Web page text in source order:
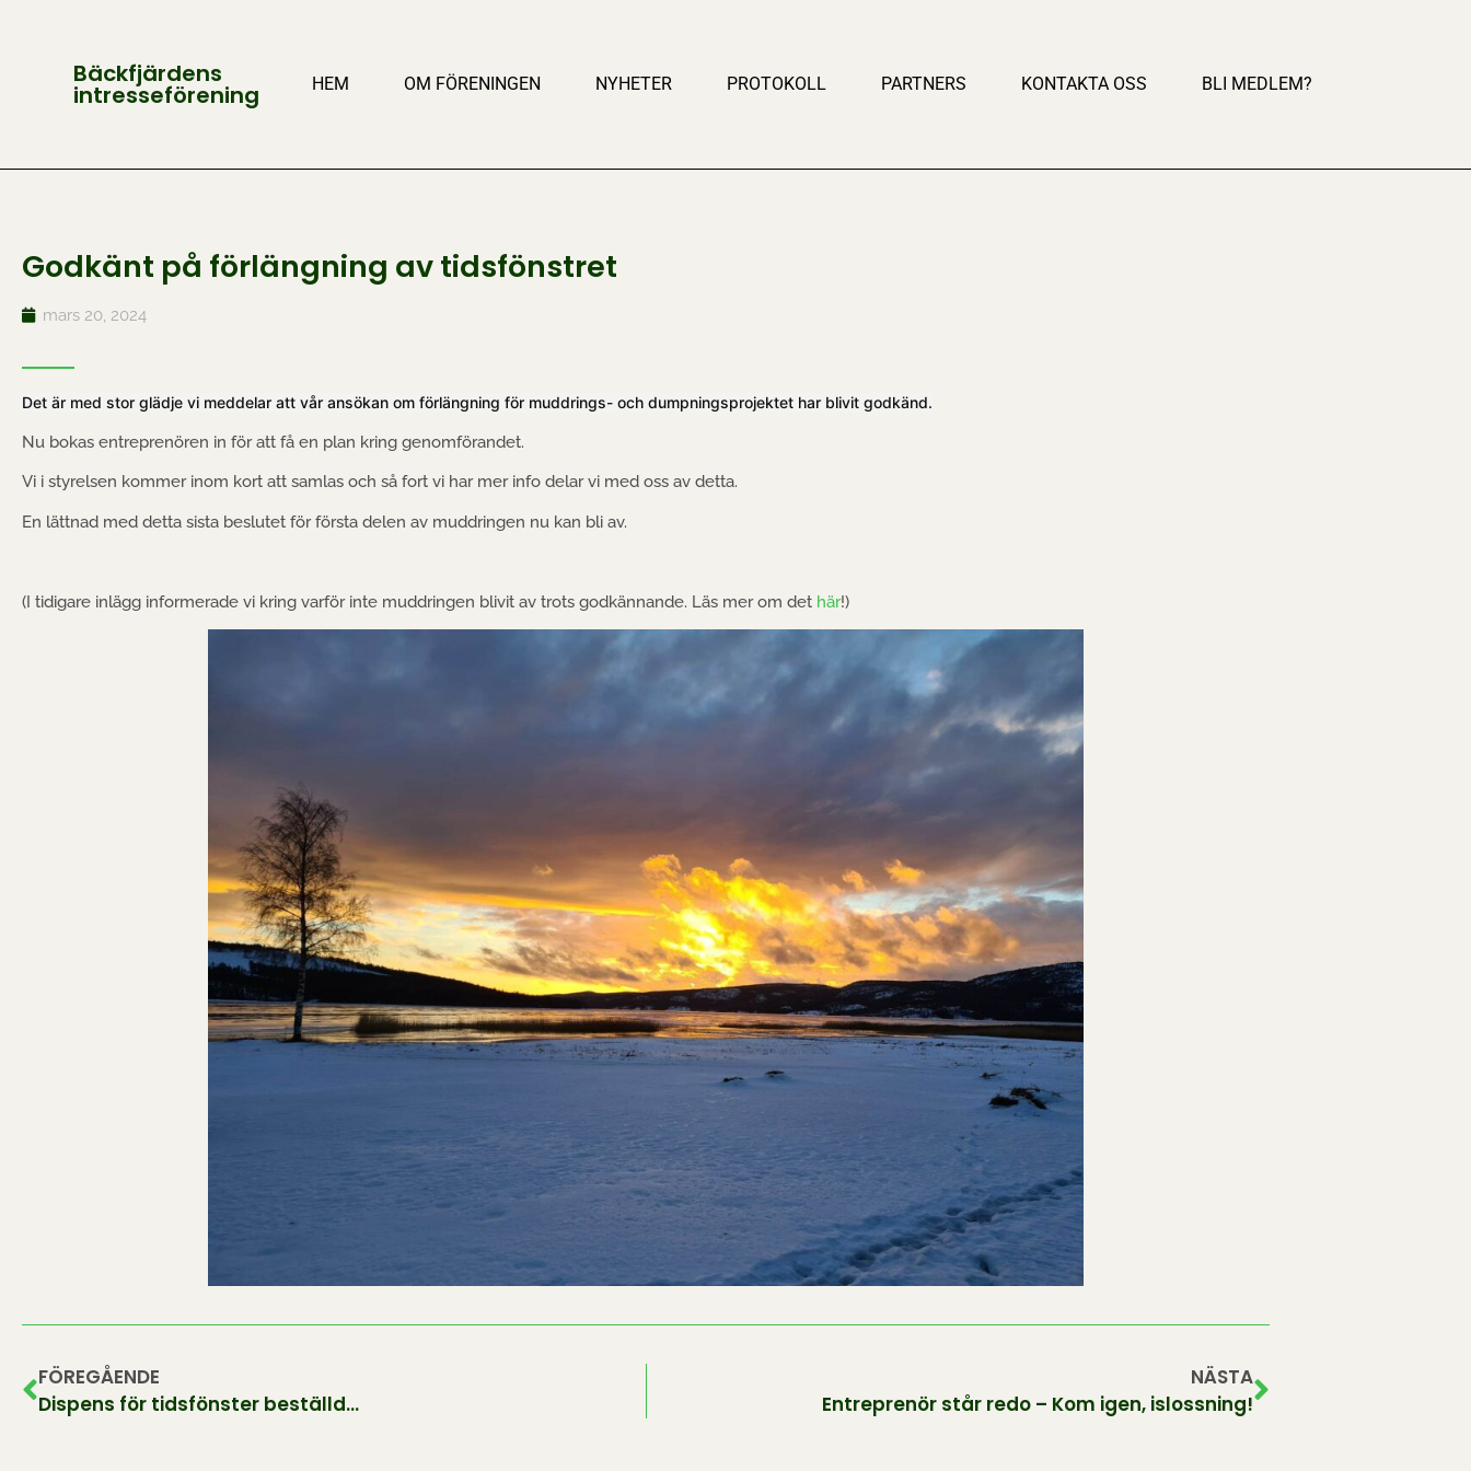
Bäckfjärdens
intresseförening HEM OM FÖRENINGEN NYHETER PROTOKOLL PARTNERS KONTAKTA OSS BLI MEDLEM?
Godkänt på förlängning av tidsfönstret
mars 20, 2024
Det är med stor glädje vi meddelar att vår ansökan om förlängning för muddrings- och dumpningsprojektet har blivit godkänd.
Nu bokas entreprenören in för att få en plan kring genomförandet.
Vi i styrelsen kommer inom kort att samlas och så fort vi har mer info delar vi med oss av detta.
En lättnad med detta sista beslutet för första delen av muddringen nu kan bli av.
(I tidigare inlägg informerade vi kring varför inte muddringen blivit av trots godkännande. Läs mer om det här!)
FÖREGÅENDE
Dispens för tidsfönster beställd…
NÄSTA
Entreprenör står redo – Kom igen, islossning!